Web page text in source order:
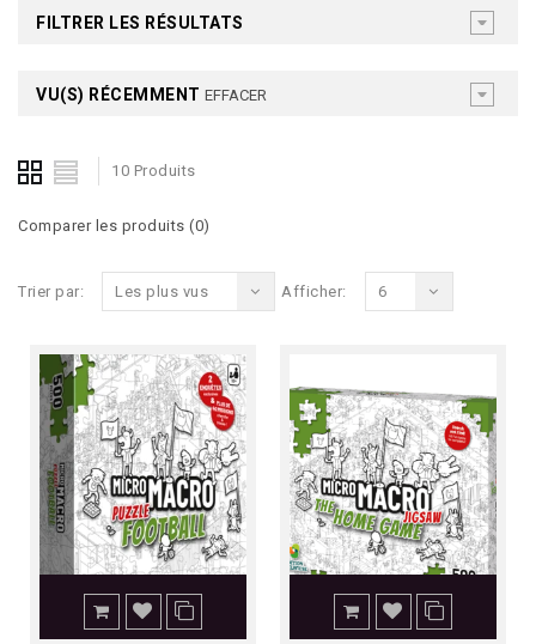
FILTRER LES RÉSULTATS
VU(S) RÉCEMMENT EFFACER
10 Produits
Comparer les produits (0)
Trier par: Les plus vus Afficher: 6